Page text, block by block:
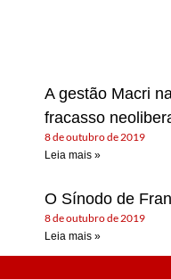
A gestão Macri
fracasso
8 de outubro de 2019
Leia mais »
O Sínodo de
8 de outubro de 2019
Leia mais »